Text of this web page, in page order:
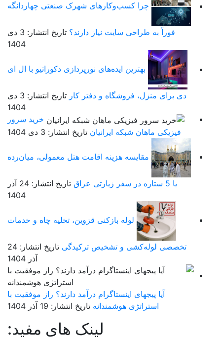
چرا کسب‌وکارهای شهرک صنعتی چهاردانگه
فوراً به طراحی سایت نیاز دارند؟
تاریخ انتشار: 3 دی
بهترین ایده‌های نورپردازی دکوراتیو با ال ای
دی برای منزل، فروشگاه و دفتر کار
تاریخ انتشار: 3 دی
خرید سرور
فیزیکی ماهان شبکه ایرانیان تاریخ انتشار: 3 دی 1404
مقایسه هزینه اقامت هتل معمولی، میان‌رده
تاریخ انتشار: 24 آذر
لوله بازکنی قزوین، تخلیه چاه و خدمات
تخصصی لوله‌کشی و تشخیص ترکیدگی
تاریخ انتشار: 24
آیا پیجهای اینستاگرام درآمد دارند؟ راز موفقیت با
استراتژی هوشمندانه تاریخ انتشار: 19 آذر 1404
لینک های مفید: